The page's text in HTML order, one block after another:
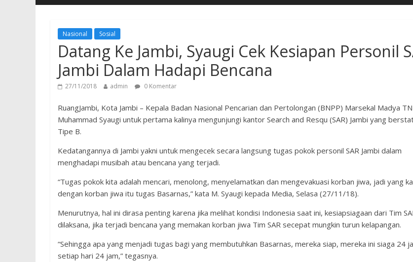
Nasional Sosial
Datang Ke Jambi, Syaugi Cek Kesiapan Personil
Jambi Dalam Hadapi Bencana
27/11/2018 admin 0 Komentar
RuangJambi, Kota Jambi – Kepala Badan Nasional Pencarian dan Pertolongan (BNPP) Marsekal Madya
Muhammad Syaugi untuk pertama kalinya mengunjungi kantor Search and Resqu (SAR) Jambi yang
Tipe B.
Kedatangannya di Jambi yakni untuk mengecek secara langsung tugas pokok personil SAR Jambi dalam
menghadapi musibah atau bencana yang terjadi.
“Tugas pokok kita adalah mencari, menolong, menyelamatkan dan mengevakuasi korban jiwa, jadi yang
dengan korban jiwa itu tugas Basarnas,” kata M. Syaugi kepada Media, Selasa (27/11/18).
Menurutnya, hal ini dirasa penting karena jika melihat kondisi Indonesia saat ini, kesiapsiagaan dari Tim
dilaksana, jika terjadi bencana yang memakan korban jiwa Tim SAR secepat mungkin turun kelapangan.
“Sehingga apa yang menjadi tugas bagi yang membutuhkan Basarnas, mereka siap, mereka ini siaga 24
setiap hari 24 jam,” tegasnya.